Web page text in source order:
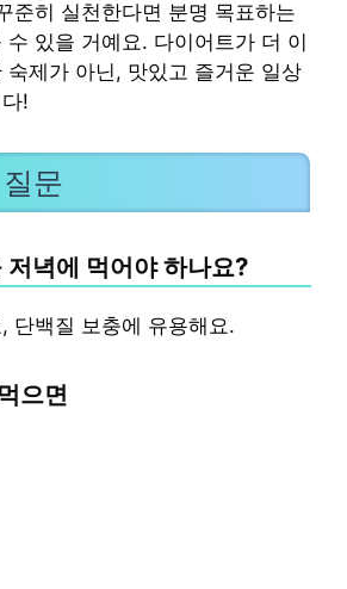
준히 실천한다면 분명 목표하는
수 있을 거예요. 다이어트가 더 이
숙제가 아닌, 맛있고 즐거운 일상
!
문
저녁에 먹어야 하나요?
단백질 보충에 유용해요.
으면